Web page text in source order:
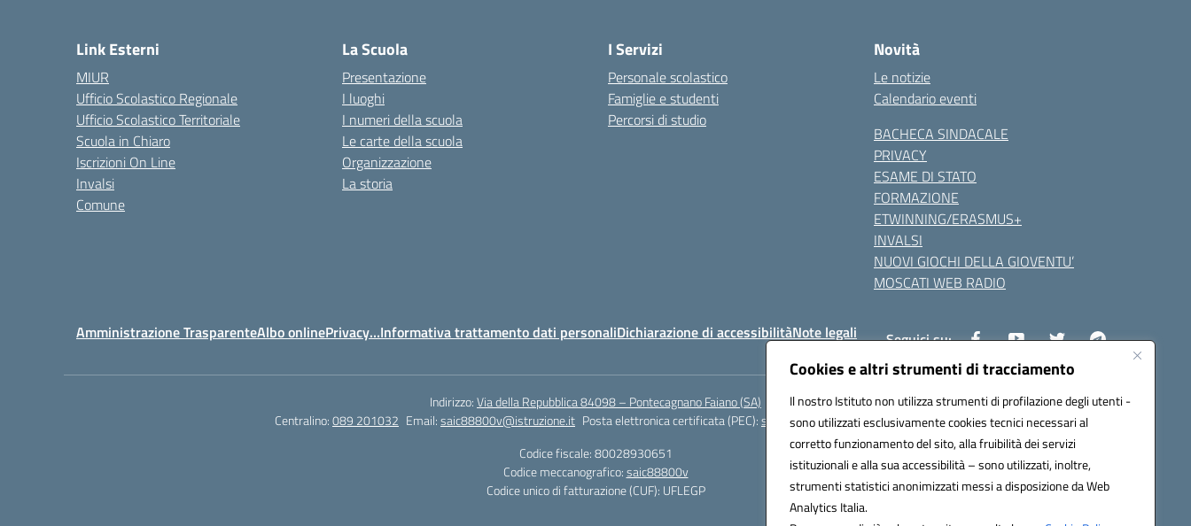
Cookies e altri strumenti di tracciamento
Il nostro Istituto non utilizza strumenti di profilazione degli utenti -
sono utilizzati esclusivamente cookies tecnici necessari al
corretto funzionamento del sito, alla fruibilità dei servizi
istituzionali e alla sua accessibilità – sono utilizzati, inoltre,
strumenti statistici anonimizzati messi a disposizione da Web
Analytics Italia.
Link Esterni
MIUR
Ufficio Scolastico Regionale
Ufficio Scolastico Territoriale
Scuola in Chiaro
Iscrizioni On Line
Invalsi
Comune
La Scuola
Presentazione
I luoghi
I numeri della scuola
Le carte della scuola
Organizzazione
La storia
I Servizi
Personale scolastico
Famiglie e studenti
Percorsi di studio
Novità
Le notizie
Calendario eventi
BACHECA SINDACALE
PRIVACY
ESAME DI STATO
FORMAZIONE
ETWINNING/ERASMUS+
INVALSI
NUOVI GIOCHI DELLA GIOVENTU’
MOSCATI WEB RADIO
Amministrazione TrasparenteAlbo onlinePrivacy…Informativa trattamento dati personaliDichiarazione di accessibilitàNote legali Seguici su:
Indirizzo:Via della Repubblica 84098 – Pontecagnano Faiano (SA)
Centralino:089 201032 Email:saic88800v@istruzione.it Posta elettronica certificata (PEC):saic88800v@pec.istruzione.it
Codice fiscale: 80028930651
Codice meccanografico:saic88800v
Codice unico di fatturazione (CUF): UFLEGP